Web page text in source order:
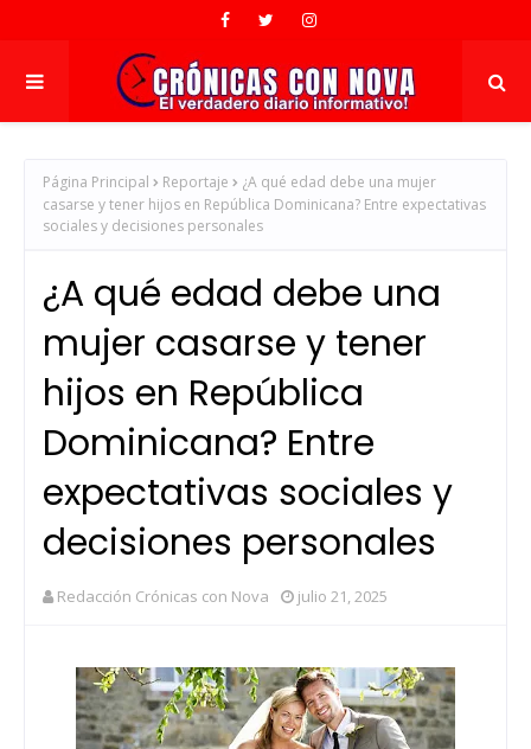
Página Principal Reportaje
¿A qué edad debe una mujer
casarse y tener hijos en República Dominicana? Entre expectativas
sociales y decisiones personales
¿A qué edad debe una
mujer casarse y tener
hijos en República
Dominicana? Entre
expectativas sociales y
decisiones personales
Redacción Crónicas con Nova julio 21, 2025